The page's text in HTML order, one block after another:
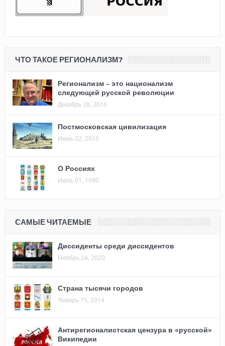
ЧТО ТАКОЕ РЕГИОНАЛИЗМ?
Регионализм – это национализм
следующей русской революции
Декабрь 28, 2016
Постмосковская цивилизация
Июнь 02, 2016
О Россиях
Июль 01, 1990
САМЫЕ ЧИТАЕМЫЕ
Диссиденты среди диссидентов
Ноябрь 24, 2020
Страна тысячи городов
Январь 15, 2014
Антирегионалистская цензура в «русской»
Википедии